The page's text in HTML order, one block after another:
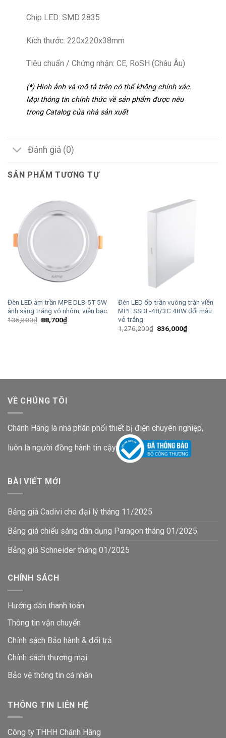
Chip LED: SMD 2835
Kích thước: 220x220x38mm
Tiêu chuẩn / Chứng nhận: CE, RoSH (Châu Âu)
(*) Hình ảnh và mô tả trên có thể không chính xác.
Mọi thông tin chính thức về sản phẩm được nêu
trong Catalog của nhà sản xuất
Đánh giá (0)
SẢN PHẨM TƯƠNG TỰ
Đèn LED âm trần MPE DLB-5T 5W
ánh sáng trắng vỏ nhôm, viền bạc
135,300₫ Giá
gốc
88,700₫Giá
hiện
Đèn LED ốp trần vuông tràn viền
MPE SSDL-48/3C 48W đổi màu
vỏ trắng
1,276,200₫ Giá
836,000₫Giá
hiện
VỀ CHÚNG TÔI
Chánh Hãng là nhà phân phối thiết bị điện chuyên nghiệp,
luôn là người đồng hành tin cậy
BÀI VIẾT MỚI
Bảng giá Cadivi cho đại lý tháng 11/2025
Bảng giá chiếu sáng dân dụng Paragon tháng 01/2025
Bảng giá Schneider tháng 01/2025
CHÍNH SÁCH
Hướng dẫn thanh toán
Thông tin vận chuyển
Chính sách Bảo hành & đổi trả
Chính sách thương mại
Bảo vệ thông tin cá nhân
THÔNG TIN LIÊN HỆ
Công ty THHH Chánh Hãng